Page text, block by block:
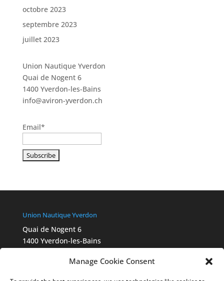
Manage Cookie Consent
octobre 2023
septembre 2023
juillet 2023
Union Nautique Yverdon
Quai de Nogent 6
1400 Yverdon-les-Bains
info@aviron-yverdon.ch
Email*
Union Nautique Yverdon
Quai de Nogent 6
1400 Yverdon-les-Bains
Chartes Swiss Olympic